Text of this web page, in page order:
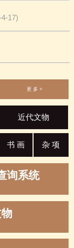
17)
更 多 +
近代文物
书 画 杂 项
询系统